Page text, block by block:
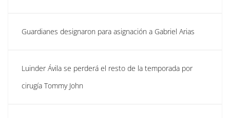
Guardianes designaron para asignación a Gabriel Arias
Luinder Ávila se perderá el resto de la temporada por
cirugía Tommy John